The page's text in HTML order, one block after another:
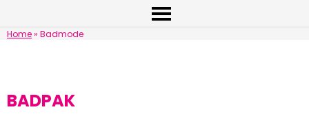
Home» Badmode
BADPAK